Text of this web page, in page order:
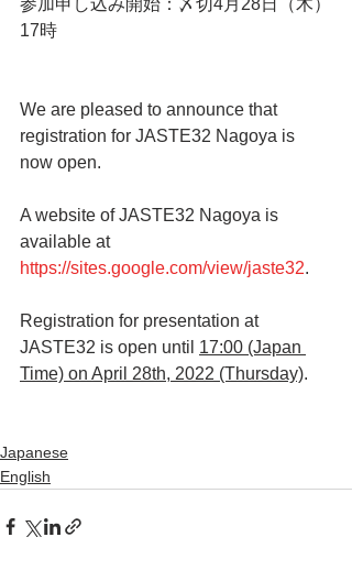
参加申し込み開始：〆切4月28日（木）
17時
We are pleased to announce that
registration for JASTE32 Nagoya is
now open.
A website of JASTE32 Nagoya is
available at
https://sites.google.com/view/jaste32.
Registration for presentation at
JASTE32 is open until 17:00 (Japan
Time) on April 28th, 2022 (Thursday).
Japanese
English